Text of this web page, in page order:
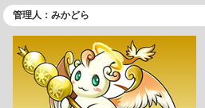
管理人：みかどら